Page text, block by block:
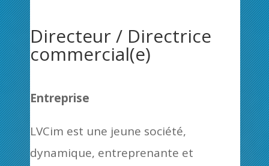
Directeur / Directrice
commercial(e)
Entreprise
LVCim est une jeune société,
dynamique, entreprenante et